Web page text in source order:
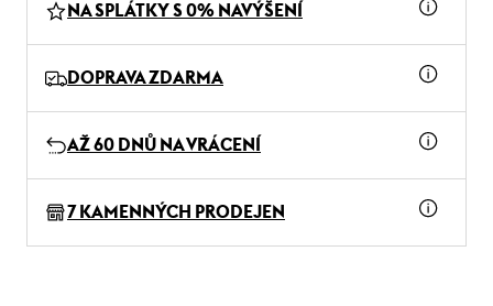
NA SPLÁTKY S 0% NAVÝŠENÍ
DOPRAVA ZDARMA
AŽ 60 DNŮ NA VRÁCENÍ
7 KAMENNÝCH PRODEJEN